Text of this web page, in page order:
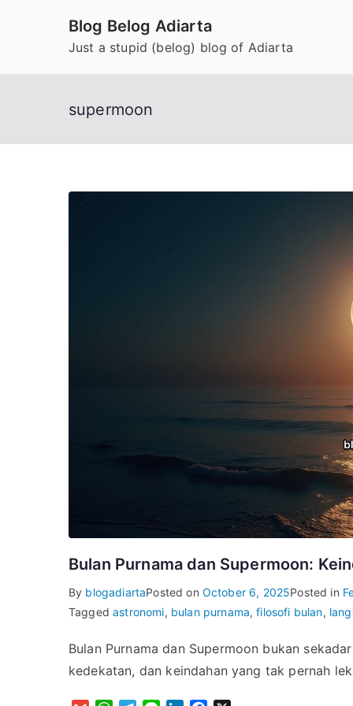
Blog Belog Adiarta
Just a stupid (belog) blog of Adiarta
supermoon
Bulan Purnama dan Supermoon:
By blogadiartaPosted on October 6, 2025Posted in
Taggedastronomi, bulan purnama,filosofi bulan,
Bulan Purnama dan Supermoon bukan
kedekatan, dan keindahan yang tak pernah